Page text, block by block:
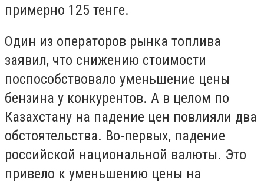
примерно 125 тенге.
Один из операторов рынка топлива
заявил, что снижению стоимости
поспособствовало уменьшение цены
бензина у конкурентов. А в целом по
Казахстану на падение цен повлияли два
обстоятельства. Во-первых, падение
российской национальной валюты. Это
привело к уменьшению цены на